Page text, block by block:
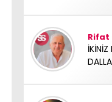
Rifat
İKİNİZ